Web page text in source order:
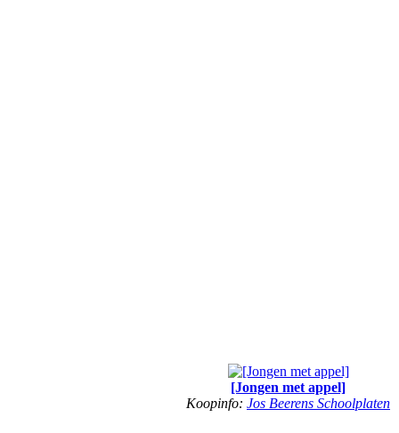
[Jongen met appel]
Koopinfo: Jos Beerens Schoolplaten